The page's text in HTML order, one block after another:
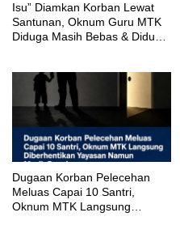
‎Isu” Diamkan Korban Lewat
Santunan, Oknum Guru MTK
Diduga Masih Bebas & Diduga
‎Dugaan Korban Pelecehan
Meluas Capai 10 Santri,
Oknum MTK Langsung